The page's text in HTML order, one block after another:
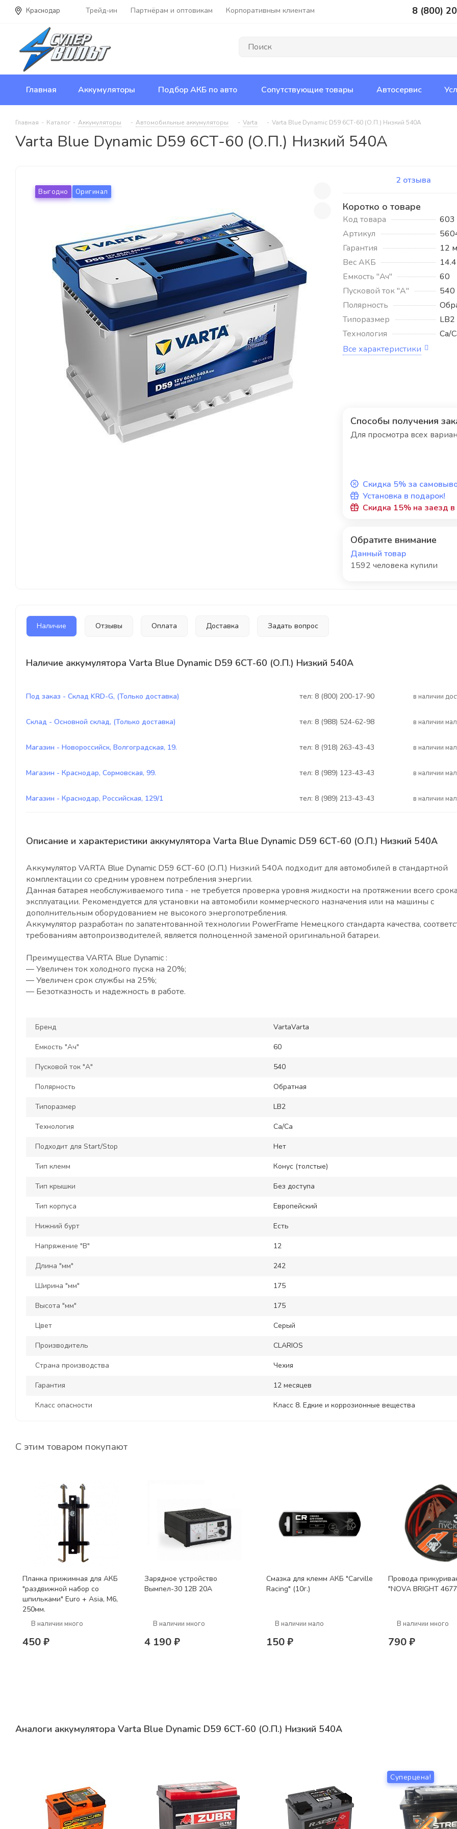
Краснодар Трейд-ин Партнёрам и оптовикам Корпоративным клиентам 8 (800)
Главная Аккумуляторы Подбор АКБ по авто Сопутствующие товары Автосервис
Главная - Каталог - Аккумуляторы - Автомобильные аккумуляторы - Varta - Varta Blue Dynamic D59 6СТ-60 (О.П.) Низкий 540А
Varta Blue Dynamic D59 6СТ-60 (О.П.) Низкий 540А
Выгодно Оригинал
2 отзыва
Коротко о товаре
Код товара
603
Артикул
Гарантия
12
Вес АКБ
Емкость "Ач"
60
Пусковой ток "А"
540
Полярность
Типоразмер
LB2
Технология
Ca/
Все характеристики
Способы получения
Для просмотра всех
Скидка 5% за
Установка в подарок!
Скидка 15% на заезд
Обратите внимание
Данный товар
1592 человека купили
Наличие Отзывы Оплата Доставка Задать вопрос
Наличие аккумулятора Varta Blue Dynamic D59 6СТ-60 (О.П.) Низкий 540А
тел: 8 (800) 200-17-90 В наличии
Под заказ - Склад KRD-G, (Только доставка)
тел: 8 (988) 524-62-98 В наличии
Склад - Основной склад, (Только доставка)
тел: 8 (918) 263-43-43 В наличии
Магазин - Новороссийск, Волгоградская, 19.
тел: 8 (989) 123-43-43 В наличии
Магазин - Краснодар, Сормовская, 99.
тел: 8 (989) 213-43-43 В наличии
Магазин - Краснодар, Российская, 129/1
Описание и характеристики аккумулятора Varta Blue Dynamic D59 6СТ-60 (О.П.) Низкий 540А
Аккумулятор VARTA Blue Dynamic D59 6СТ-60 (О.П.) Низкий 540А подходит для автомобилей в стандартной
комплектации со средним уровнем потребления энергии.
Данная батарея необслуживаемого типа - не требуется проверка уровня жидкости на протяжении всего срока
эксплуатации. Рекомендуется для установки на автомобили коммерческого назначения или на машины с
дополнительным оборудованием не высокого энергопотребления.
Аккумулятор разработан по запатентованной технологии PowerFrame Немецкого стандарта качества,
требованиям автопроизводителей, является полноценной заменой оригинальной батареи.
Преимущества VARTA Blue Dynamic :
— Увеличен ток холодного пуска на 20%;
— Увеличен срок службы на 25%;
— Безотказность и надежность в работе.
Бренд VartaVarta
Емкость "Ач" 60
Пусковой ток "А" 540
Полярность Обратная
Типоразмер LB2
Технология Ca/Ca
Подходит для Start/Stop Нет
Тип клемм Конус (толстые)
Тип крышки Без доступа
Тип корпуса Европейский
Нижний бурт Есть
Напряжение "В" 12
Длина "мм" 242
Ширина "мм" 175
Высота "мм" 175
Цвет Серый
Производитель CLARIOS
Страна производства Чехия
Гарантия 12 месяцев
Класс опасности Класс 8. Едкие и коррозионные вещества
С этим товаром покупают
Планка прижимная для АКБ
"раздвижной набор со
шпильками" Euro + Asia, M6,
250мм.
В наличии много
450 ₽
Зарядное устройство
Вымпел-30 12В 20А
В наличии много
4 190 ₽
Смазка для клемм АКБ "Carville
Racing" (10г.)
В наличии мало
150 ₽
Провода
"NOVA BRIGHT
В наличии много
790 ₽
Аналоги аккумулятора Varta Blue Dynamic D59 6СТ-60 (О.П.) Низкий 540А
Суперцена!